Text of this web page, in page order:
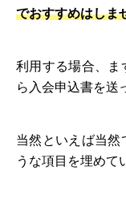
でおすすめはしま
利用する場合、ま
ら入会申込書を送
当然といえば当然
うな項目を埋めて